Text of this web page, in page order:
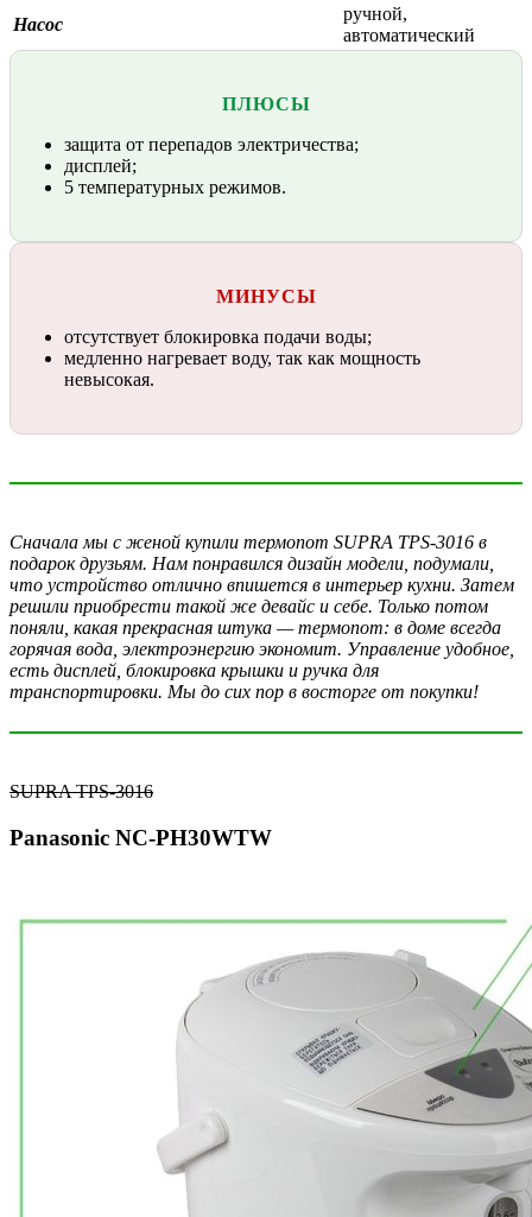
Насос
ручной,
автоматический
ПЛЮСЫ
защита от перепадов электричества;
дисплей;
5 температурных режимов.
МИНУСЫ
отсутствует блокировка подачи воды;
медленно нагревает воду, так как мощность
невысокая.
Сначала мы с женой купили термопот SUPRA TPS-3016 в
подарок друзьям. Нам понравился дизайн модели, подумали,
что устройство отлично впишется в интерьер кухни. Затем
решили приобрести такой же девайс и себе. Только потом
поняли, какая прекрасная штука — термопот: в доме всегда
горячая вода, электроэнергию экономит. Управление удобное,
есть дисплей, блокировка крышки и ручка для
транспортировки. Мы до сих пор в восторге от покупки!
SUPRA TPS-3016
Panasonic NC-PH30WTW